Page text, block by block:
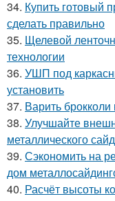
34. Купить готовый
сделать правильно
35. Щелевой
технологии
36. УШП под
установить
37. Варить
38. Улучшайте
металлического
39. Сэкономить на
дом
40. Расчёт высоты